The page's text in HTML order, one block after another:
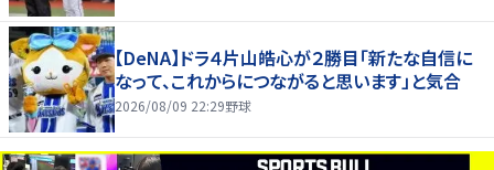
【DeNA】ドラ４片山皓心が２勝目「新たな自信に
なって、これからにつながると思います」と気合
2026/08/09 22:29野球